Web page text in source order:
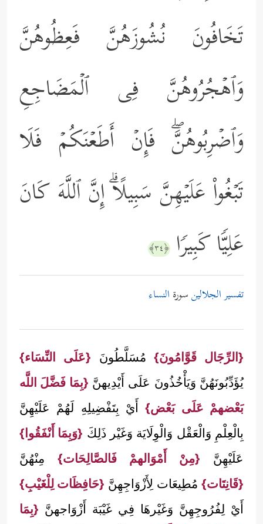
تَخَافُونَ نُشُوزَهُنَّ فَعِظُوهُنَّ
وَٱهۡجُرُوهُنَّ فِی ٱلۡمَضَاجِعِ
وَٱضۡرِبُوهُنَّۖ فَإِنۡ أَطَعۡنَكُمۡ فَلَا
تَبۡغُواْ عَلَیۡهِنَّ سَبِیلًاۗ إِنَّ ٱللَّهَ كَانَ
عَلِیࣰّا كَبِیرࣰا ﴿٣٤﴾
تفسير الجلالينسورة النساء
{الرِّجَال قَوَّامُونَ}مُسَلَّطُونَ {عَلَى النِّسَاء}
يُؤَدِّبُونَهُنَّ وَيَأْخُذُونَ عَلَى أَيْدِيهنَّ {بِمَا فَضَّلَ اللَّه
بَعْضهمْ عَلَى بَعْض}أَيْ بِتَفْضِيلِهِ لَهُمْ عَلَيْهِنَّ
بِالْعِلْمِ وَالْعَقْل وَالْوِلَايَة وَغَيْر ذَلِكَ {وَبِمَا أَنْفَقُوا}
عَلَيْهِنَّ {مِنْ أَمْوَالهمْ فَالصَّالِحَات} مِنْهُنَّ
{قَانِتَات} مُطِيعَات لِأَزْوَاجِهِنَّ {حَافِظَات لِلْغَيْبِ}
أَيْ لِفُرُوجِهِنَّ وَغَيْرهَا فِي غَيْبَة أَزْوَاجهنَّ {بِمَا